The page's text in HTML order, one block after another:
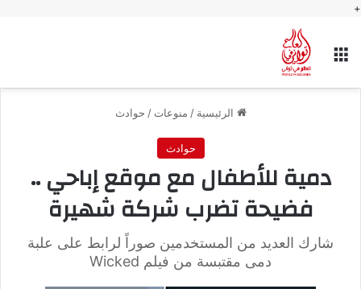
+
القائمة
الرئيسية / منوعات / حوادث
حوادث
دمية للأطفال مع موقع إباحي ..
فضيحة تضرب شركة شهيرة
شارك العديد من المستخدمين صوراً لرابط على علبة
دمى مقتبسة من فيلم Wicked